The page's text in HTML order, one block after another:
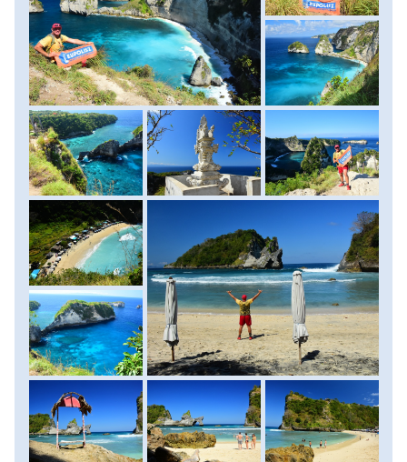
de szintén meredek lépcsősoron ereszkedünk le, ahol
napozóágyak fogadnak, hideg italokat vásárolhatunk és itt
végre átadhatjuk magunkat a nyugodt strandolás,
hullámfürdőzés örömének. A késő délutáni órákban térünk
vissza szállásunkra. Szállás: hotel, ellátás: reggeli.